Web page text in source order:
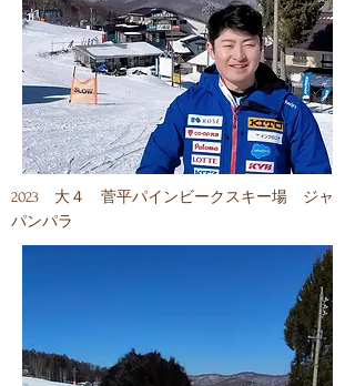
​2023 大４ 菅平パインビークスキー場 ジャ
パンパラ